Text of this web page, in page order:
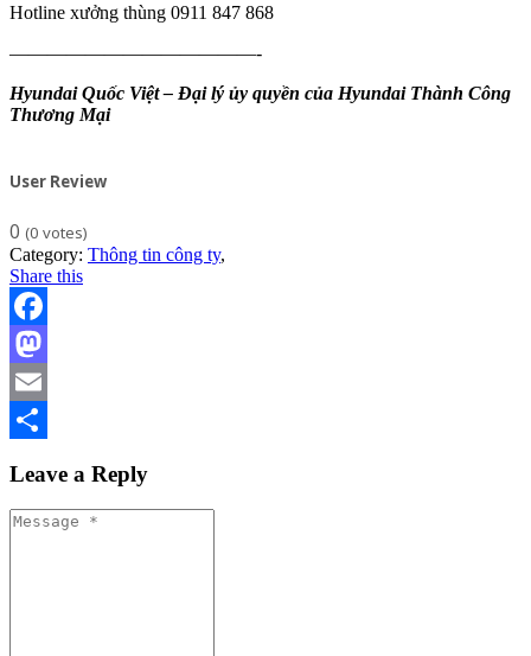
Hotline xưởng thùng 0911 847 868
—————————————-
Hyundai Quốc Việt – Đại lý ủy quyền của Hyundai Thành Công
Thương Mại
User Review
0 (0 votes)
Category: Thông tin công ty,
Share this
Facebook
Mastodon
Email
Leave a Reply